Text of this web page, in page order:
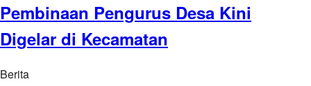
Pembinaan Pengurus Desa Kini
Digelar di Kecamatan
Berita